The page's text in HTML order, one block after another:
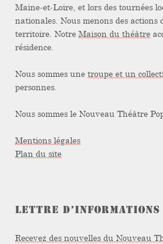
Maine-et-Loire, et lors des tournées
nationales. Nous menons des actions
territoire. Notre Maison du théâtre
résidence.
Nous sommes une troupe et un
personnes.
Nous sommes le Nouveau Théâtre
Mentions légales
Plan du site
LETTRE D’INFORMATIONS
Recevez des nouvelles du Nouveau